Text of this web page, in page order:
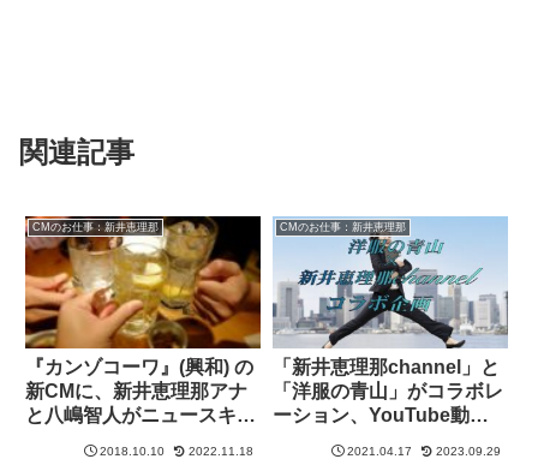
関連記事
CMのお仕事：新井恵理那
『カンゾコーワ』(興和) の
新CMに、新井恵理那アナ
と八嶋智人がニュースキャ
2018.10.10 2022.11.18
CMのお仕事：新井恵理那
「新井恵理那channel」と
「洋服の青山」がコラボレ
ーション、YouTube動画
2021.04.17 2023.09.29